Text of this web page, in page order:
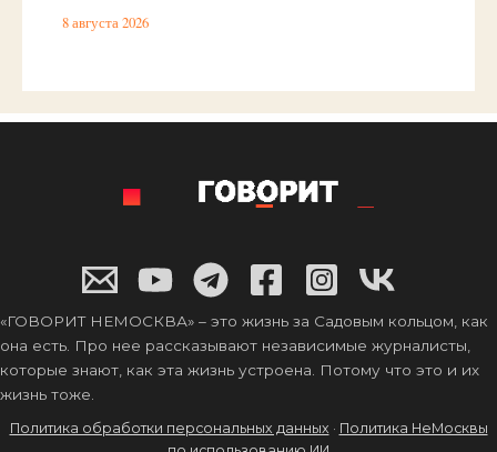
8 августа 2026
«ГОВОРИТ НЕМОСКВА» – это жизнь за Садовым кольцом, как
она есть. Про нее рассказывают независимые журналисты,
которые знают, как эта жизнь устроена. Потому что это и их
жизнь тоже.
Политика обработки персональных данных · Политика НеМосквы